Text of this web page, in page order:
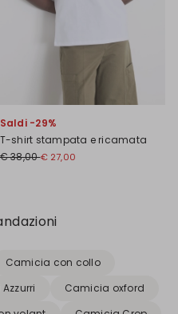
Saldi -29%
T-shirt stampata e ricamata
€ 38,00€ 27,00
Camicia con collo
Camicia oxford